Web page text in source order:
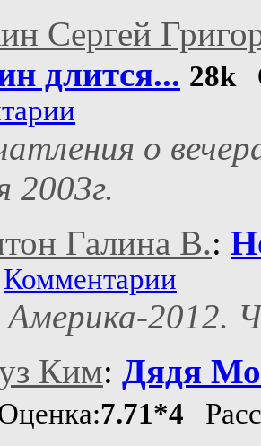
Сергей
длится... 28k
о
2003г.
Галина В.:
Комментарии
2012.
Ким: Дядя
7.71*4